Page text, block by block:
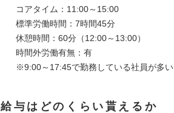
コアタイム：11:00～15:00
標準労働時間：7時間45分
休憩時間：60分（12:00～13:00）
時間外労働有無：有
※9:00～17:45で勤務している社員が多い
給与はどのくらい貰えるか